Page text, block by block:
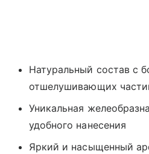
Натуральный состав с
отшелушивающих
Уникальная
удобного нанесения
Яркий и насыщенный